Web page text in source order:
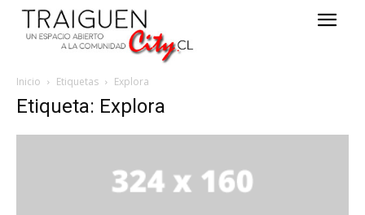
Inicio Etiquetas Explora
Etiqueta: Explora